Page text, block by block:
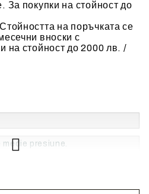
presiune.
За покупки на стойност до
на поръчката се
вноски с
на стойност до 2000 лв. /